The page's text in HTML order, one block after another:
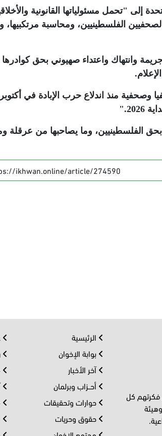
إلى "تحمل مسئولياتها القانونية
الفلسطينيين، ومحاسبة مرتكبيها،
مايو أعلنت نقابة الصحفيين الفلسطينيين تسجيل نحو 300 جريمة وانتهاك واعتداء صهيوني بحق
.
".
الفلسطينيين، وما يصاحبها من عرقلة
ikhwan.online/article/274590
فكرتهم كل
الرئيسية
بوابة الإخوان
آخر الأخبار
أحــزاب وبرلمان
حوارات وتحقيقات
حقوق وحريات